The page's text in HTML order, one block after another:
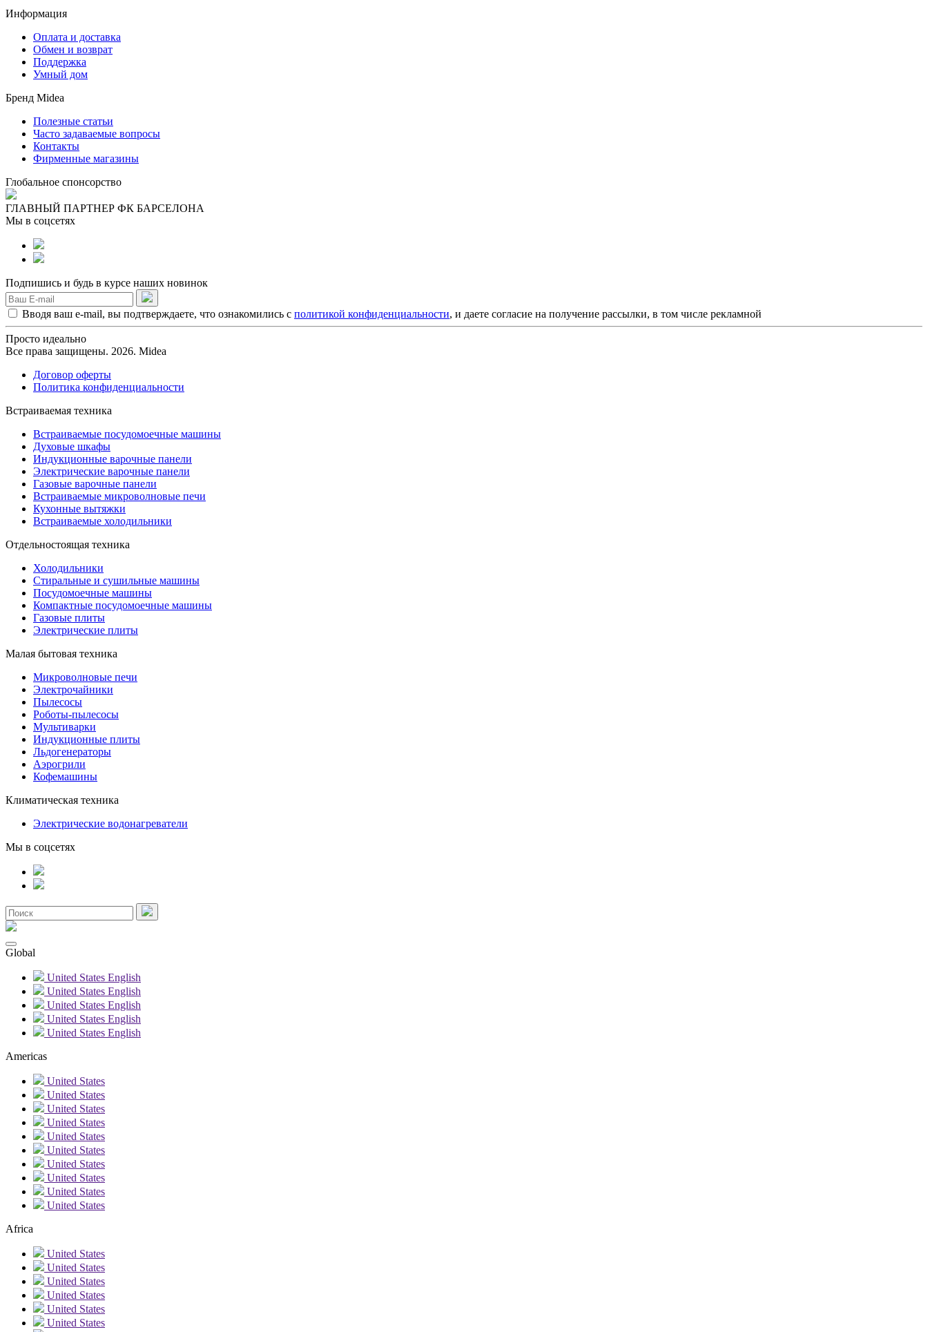
Информация
Оплата и доставка
Обмен и возврат
Поддержка
Умный дом
Бренд Midea
Полезные статьи
Часто задаваемые вопросы
Контакты
Фирменные магазины
Глобальное спонсорство
ГЛАВНЫЙ ПАРТНЕР ФК БАРСЕЛОНА
Мы в соцсетях
Подпишись и будь в курсе наших новинок
Вводя ваш e-mail, вы подтверждаете, что ознакомились с политикой конфиденциальности, и даете согласие на получение рассылки, в том числе рекламной
Просто идеально
Все права защищены. 2026. Midea
Договор оферты
Политика конфиденциальности
Встраиваемая техника
Встраиваемые посудомоечные машины
Духовые шкафы
Индукционные варочные панели
Электрические варочные панели
Газовые варочные панели
Встраиваемые микроволновые печи
Кухонные вытяжки
Встраиваемые холодильники
Отдельностоящая техника
Холодильники
Стиральные и сушильные машины
Посудомоечные машины
Компактные посудомоечные машины
Газовые плиты
Электрические плиты
Малая бытовая техника
Микроволновые печи
Электрочайники
Пылесосы
Роботы-пылесосы
Мультиварки
Индукционные плиты
Льдогенераторы
Аэрогрили
Кофемашины
Климатическая техника
Электрические водонагреватели
Мы в соцсетях
Global
United States English
United States English
United States English
United States English
United States English
Americas
United States
United States
United States
United States
United States
United States
United States
United States
United States
United States
Africa
United States
United States
United States
United States
United States
United States